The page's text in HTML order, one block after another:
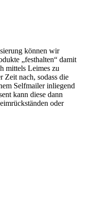
können wir
„festhalten“ damit
mittels Leimes zu
Zeit nach, sodass die
Selfmailer inliegend
kann diese dann
oder